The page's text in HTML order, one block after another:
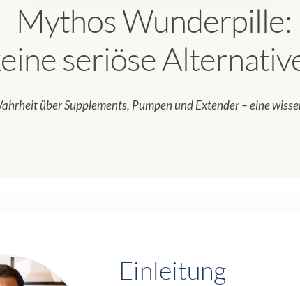
Mythos Wunderpille:
seriöse
über Supplements, Pumpen und Extender – eine
Einleitung